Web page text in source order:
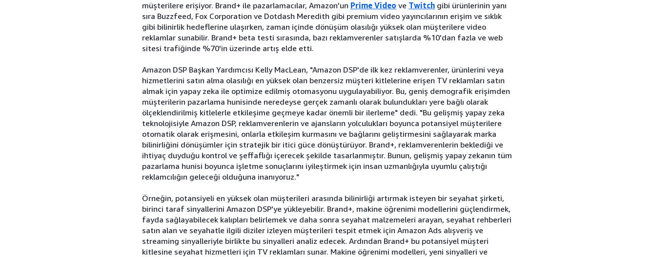
müşterilere erişiyor. Brand+ ile pazarlamacılar, Amazon'un Prime Video ve Twitch gibi ürünlerinin yanı
sıra Buzzfeed, Fox Corporation ve Dotdash Meredith gibi premium video yayıncılarının erişim ve sıklık
gibi bilinirlik hedeflerine ulaşırken, zaman içinde dönüşüm olasılığı yüksek olan müşterilere video
reklamlar sunabilir. Brand+ beta testi sırasında, bazı reklamverenler satışlarda %10'dan fazla ve web
sitesi trafiğinde %70'in üzerinde artış elde etti.
Amazon DSP Başkan Yardımcısı Kelly MacLean, "Amazon DSP'de ilk kez reklamverenler, ürünlerini veya
hizmetlerini satın alma olasılığı en yüksek olan benzersiz müşteri kitlelerine erişen TV reklamları satın
almak için yapay zeka ile optimize edilmiş otomasyonu uygulayabiliyor. Bu, geniş demografik erişimden
müşterilerin pazarlama hunisinde neredeyse gerçek zamanlı olarak bulundukları yere bağlı olarak
ölçeklendirilmiş kitlelerle etkileşime geçmeye kadar önemli bir ilerleme" dedi. "Bu gelişmiş yapay zeka
teknolojisiyle Amazon DSP, reklamverenlerin ve ajansların yolculukları boyunca potansiyel müşterilere
otomatik olarak erişmesini, onlarla etkileşim kurmasını ve bağlarını geliştirmesini sağlayarak marka
bilinirliğini dönüşümler için stratejik bir itici güce dönüştürüyor. Brand+, reklamverenlerin beklediği ve
ihtiyaç duyduğu kontrol ve şeffaflığı içerecek şekilde tasarlanmıştır. Bunun, gelişmiş yapay zekanın tüm
pazarlama hunisi boyunca işletme sonuçlarını iyileştirmek için insan uzmanlığıyla uyumlu çalıştığı
reklamcılığın geleceği olduğuna inanıyoruz."
Örneğin, potansiyeli en yüksek olan müşterileri arasında bilinirliği artırmak isteyen bir seyahat şirketi,
birinci taraf sinyallerini Amazon DSP'ye yükleyebilir. Brand+, makine öğrenimi modellerini güçlendirmek,
fayda sağlayabilecek kalıpları belirlemek ve daha sonra seyahat malzemeleri arayan, seyahat rehberleri
satın alan ve seyahatle ilgili diziler izleyen müşterileri tespit etmek için Amazon Ads alışveriş ve
streaming sinyalleriyle birlikte bu sinyalleri analiz edecek. Ardından Brand+ bu potansiyel müşteri
kitlesine seyahat hizmetleri için TV reklamları sunar. Makine öğrenimi modelleri, yeni sinyalleri ve